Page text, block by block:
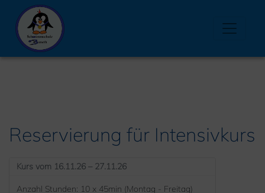
Reservierung für Intensivkurs
Kurs vom 16.11.26 – 27.11.26
Anzahl Stunden: 10 x 45min (Montag - Freitag)